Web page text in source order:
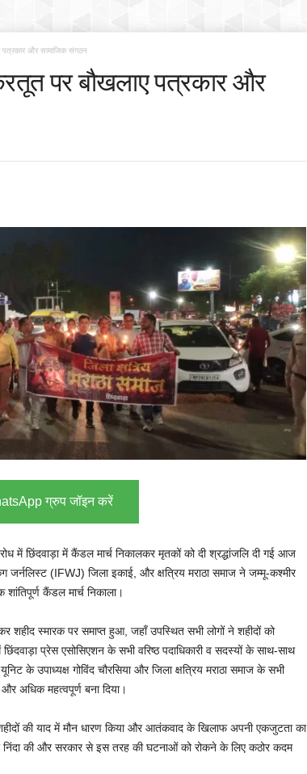
पत्रकार और सामाजिक संगठन
पर बौखलाए पत्रकार और
ग्रुप जॉइन करें
में छिंदवाड़ा में कैंडल मार्च निकालकर मृतकों को दी श्रद्धांजलि दी गई आज
(IFWJ) जिला इकाई, और क्षत्रिय मराठा समाज ने जम्मू-कश्मीर
कैंडल मार्च निकाला।
स्मारक पर समाप्त हुआ, जहाँ उपस्थित सभी लोगों ने शहीदों को
छिंदवाड़ा प्रेस एसोसिएशन के सभी वरिष्ठ पदाधिकारी व सदस्यों के साथ-साथ
के उपाध्यक्ष गोविंद चौरसिया और जिला क्षत्रिय मराठा समाज के सभी
अधिक महत्वपूर्ण बना दिया।
शहीदों की याद में मौन धारण किया और आतंकवाद के खिलाफ अपनी एकजुटता का
की और सरकार से इस तरह की घटनाओं को रोकने के लिए कठोर कदम